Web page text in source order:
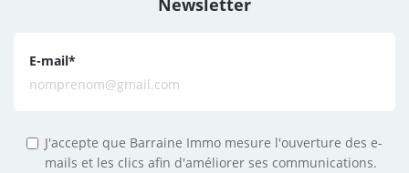
Newsletter
E-mail*
J'accepte que Barraine Immo mesure l'ouverture des e-
mails et les clics afin d'améliorer ses communications.